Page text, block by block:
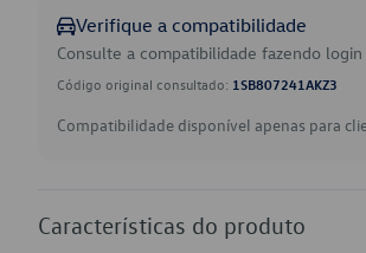
Verifique a compatibilidade
Consulte a compatibilidade fazendo
Código original consultado: 1SB807241AKZ3
Compatibilidade disponível apenas para
Características do produto